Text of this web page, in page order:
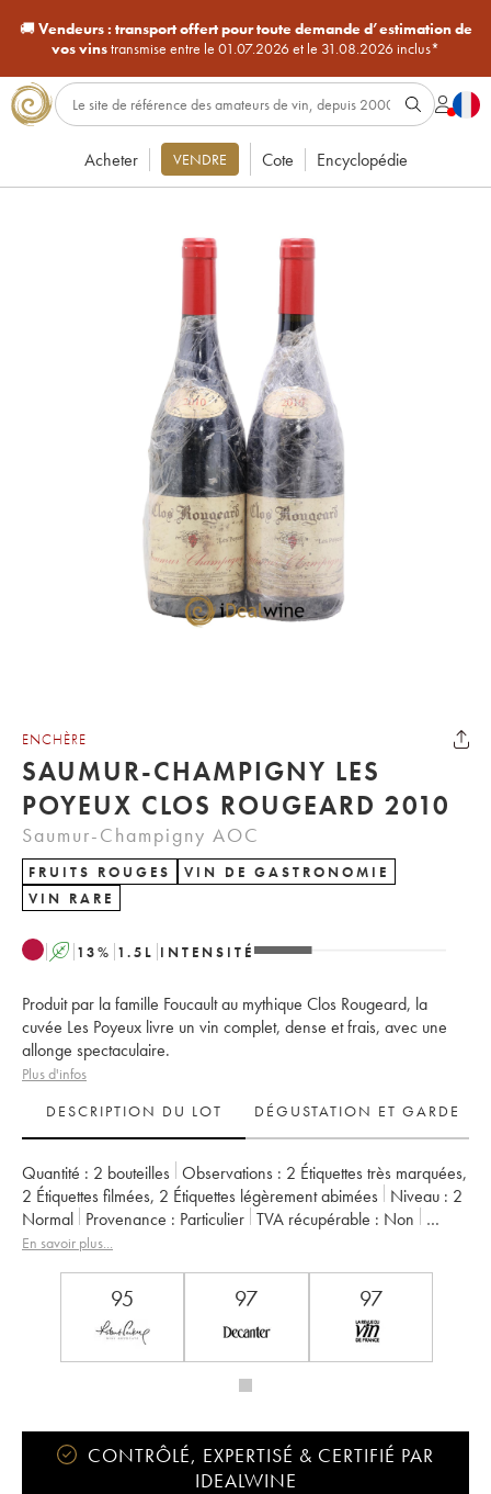
🚚Vendeurs : transport offert pour toute demande d’estimation de
vos vinstransmise entre le 01.07.2026 et le 31.08.2026 inclus*
Acheter VENDRE Cote Encyclopédie
ENCHÈRE
SAUMUR-CHAMPIGNY LES
POYEUX CLOS ROUGEARD 2010
Saumur-Champigny AOC
FRUITS ROUGES
VIN DE GASTRONOMIE
VIN RARE
A 13% 1.5 L INTENSITÉ
Produit par la famille Foucault au mythique Clos Rougeard, la
cuvée Les Poyeux livre un vin complet, dense et frais, avec une
allonge spectaculaire.
Plus d'infos
DESCRIPTION DU LOT
DÉGUSTATION ET GARDE
Quantité : 2 bouteilles Observations : 2 Étiquettes très marquées,
2 Étiquettes filmées, 2 Étiquettes légèrement abimées Niveau : 2
Normal
Provenance : particulier TVA récupérable :
non
Région :
Vallée de la Loire
En savoir plus...
95 97 97
CONTRÔLÉ, EXPERTISÉ & CERTIFIÉ PAR
IDEALWINE